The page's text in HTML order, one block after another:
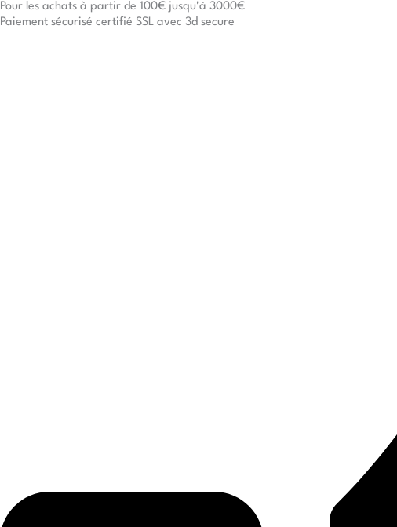
Pour les achats à partir de 100€ jusqu'à 3000€
Paiement sécurisé certifié SSL avec 3d secure